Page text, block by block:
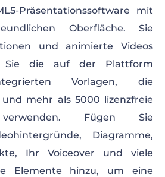
Präsentationssoftware mit
Oberfläche. Sie
und animierte Videos
Sie die auf der Plattform
Vorlagen, die
mehr als 5000 lizenzfreie
verwenden. Fügen Sie
Diagramme,
Ihr Voiceover und viele
Elemente hinzu, um eine